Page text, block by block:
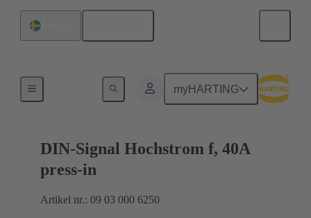
myHARTING
Förbindning moderkort till dotterkort
DIN-Signal Hochstrom f, 40A
press-in
Artikel nr.: 09 03 000 6250